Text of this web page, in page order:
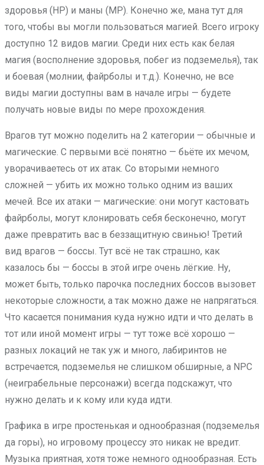
здоровья (HP) и маны (MP). Конечно же, мана тут для
того, чтобы вы могли пользоваться магией. Всего игроку
доступно 12 видов магии. Среди них есть как белая
магия (восполнение здоровья, побег из подземелья), так
и боевая (молнии, файрболы и т.д.). Конечно, не все
виды магии доступны вам в начале игры — будете
получать новые виды по мере прохождения.
Врагов тут можно поделить на 2 категории — обычные и
магические. С первыми всё понятно — бьёте их мечом,
уворачиваетесь от их атак. Со вторыми немного
сложней — убить их можно только одним из ваших
мечей. Все их атаки — магические: они могут кастовать
файрболы, могут клонировать себя бесконечно, могут
даже превратить вас в беззащитную свинью! Третий
вид врагов — боссы. Тут всё не так страшно, как
казалось бы — боссы в этой игре очень лёгкие. Ну,
может быть, только парочка последних боссов вызовет
некоторые сложности, а так можно даже не напрягаться.
Что касается понимания куда нужно идти и что делать в
тот или иной момент игры — тут тоже всё хорошо —
разных локаций не так уж и много, лабиринтов не
встречается, подземелья не слишком обширные, а NPC
(неиграбельные персонажи) всегда подскажут, что
нужно делать и к кому или куда идти.
Графика в игре простенькая и однообразная (подземелья
да горы), но игровому процессу это никак не вредит.
Музыка приятная, хотя тоже немного однообразная. Есть